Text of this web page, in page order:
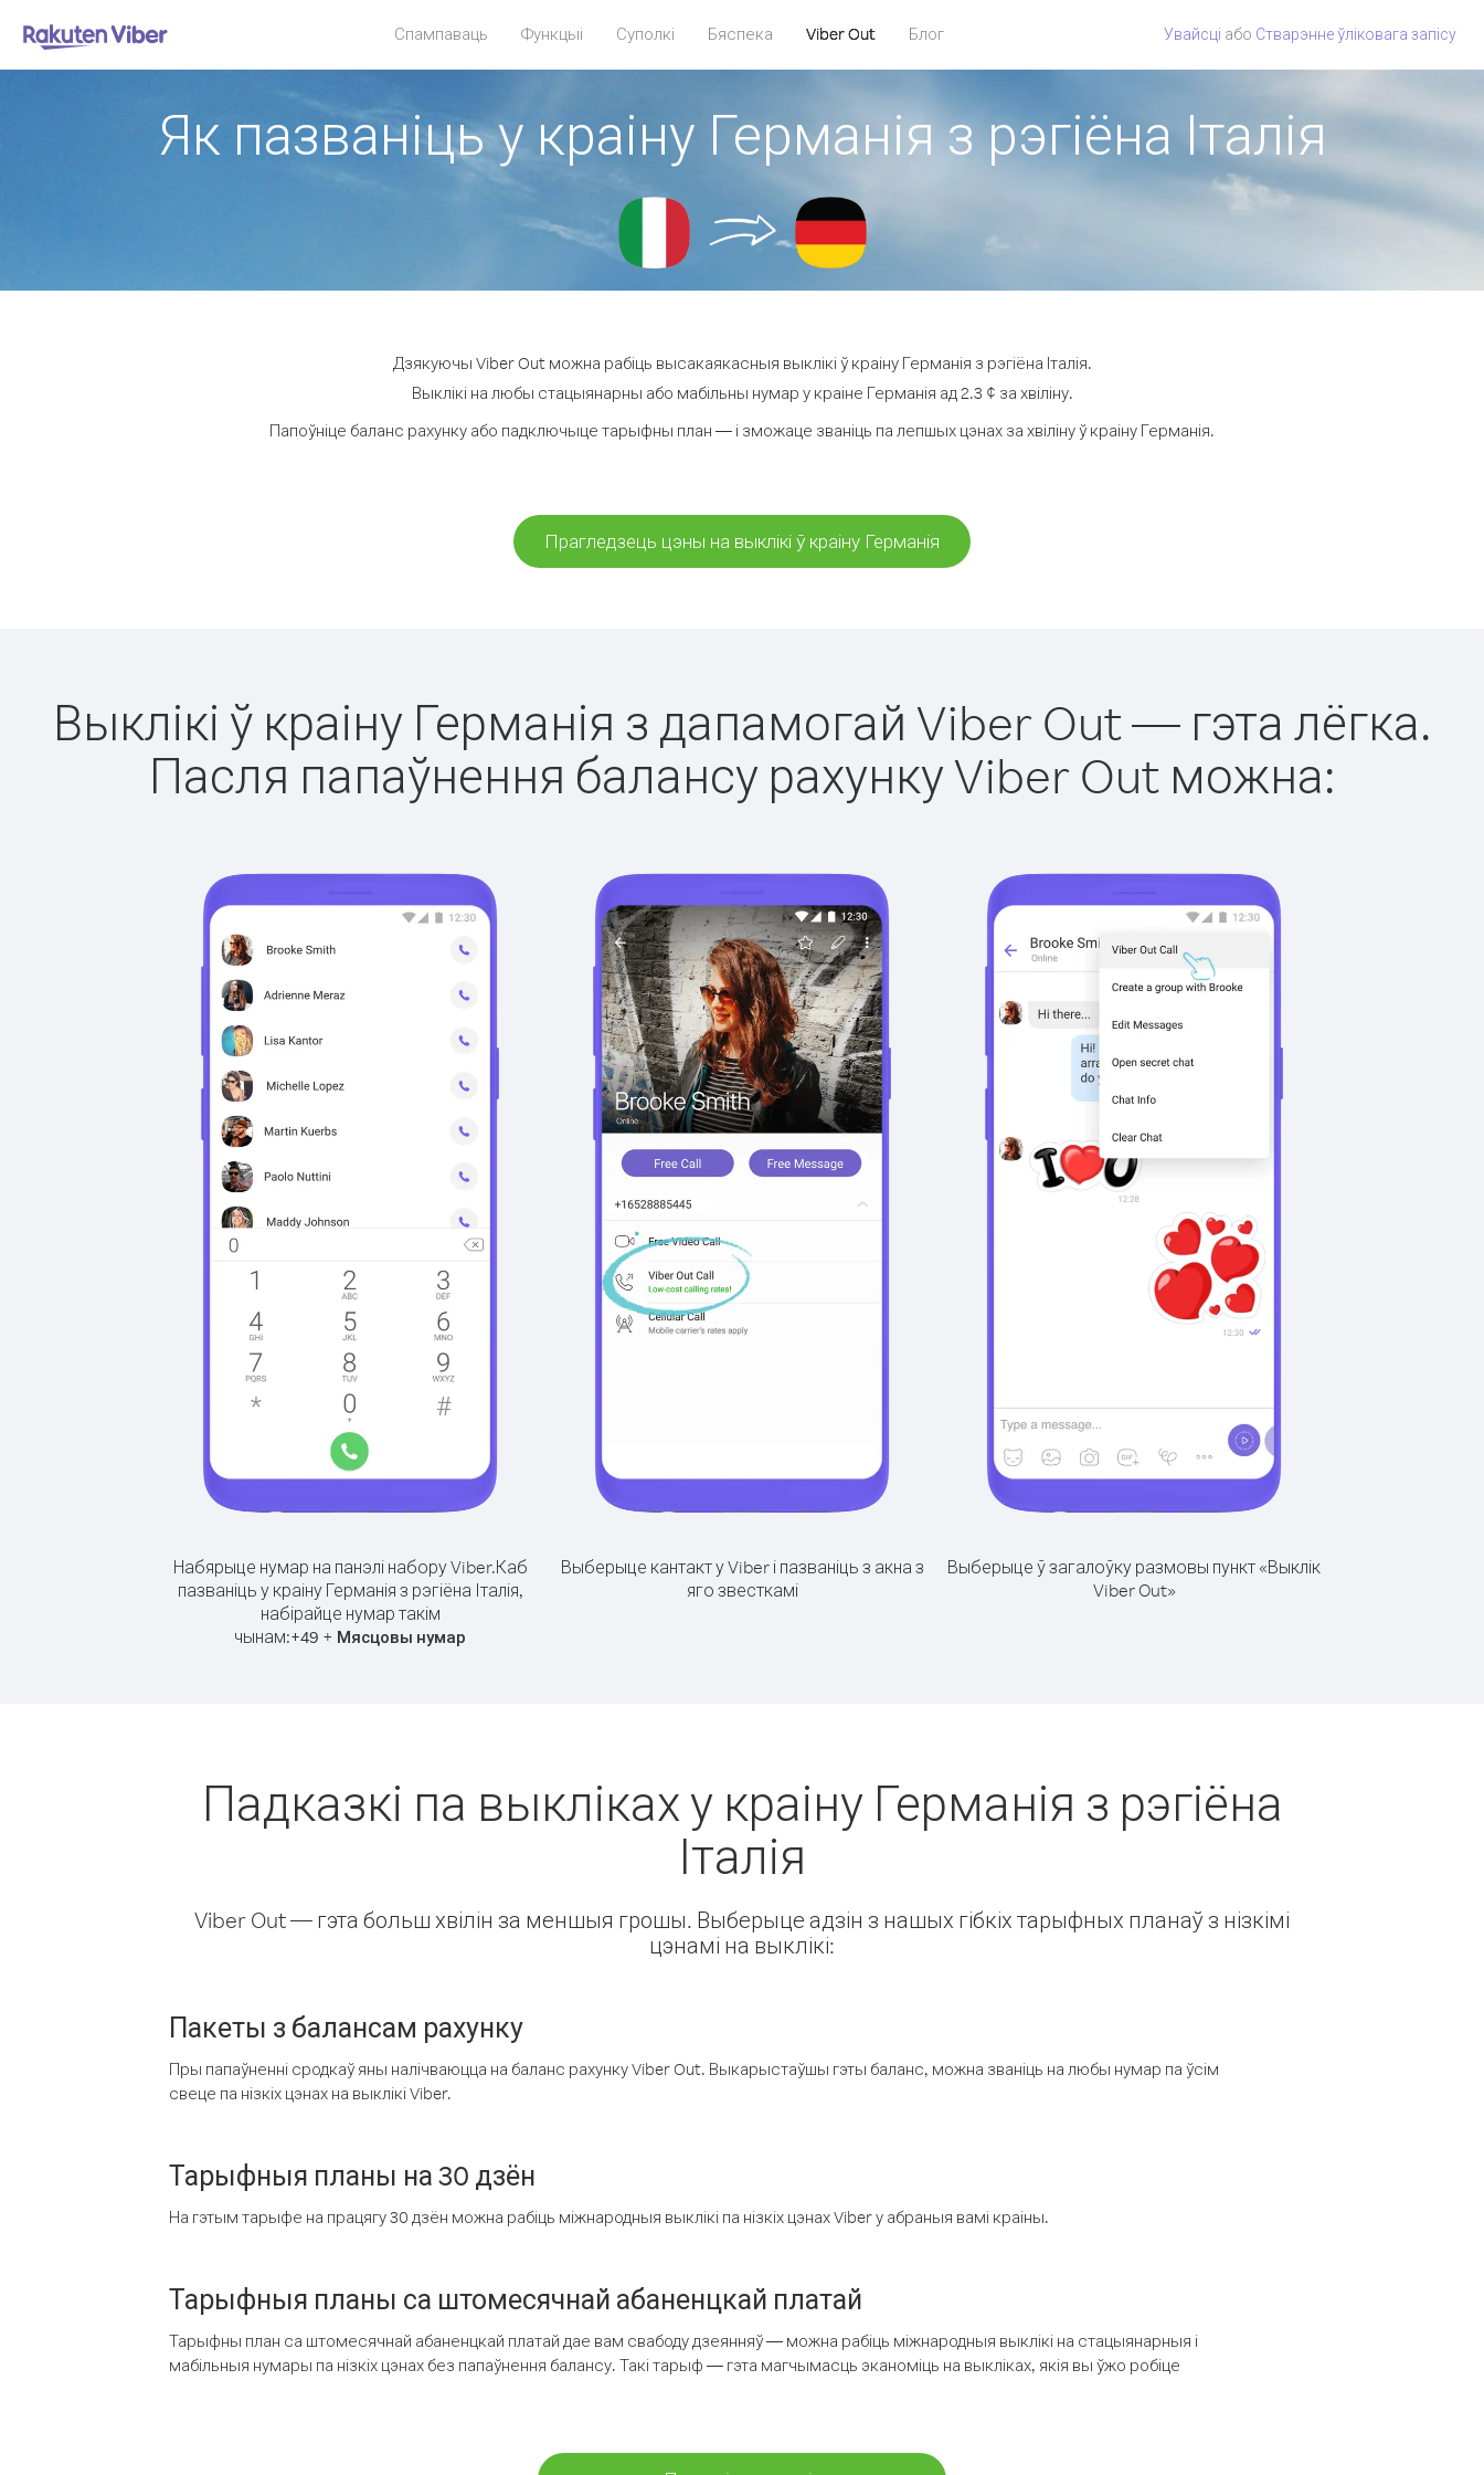
Спампаваць Функцыі Суполкі Бяспека Viber Out Блог Увайсці або Стварэнне ўліковага запісу
Як пазваніць у краіну Германія з рэгіёна Італія
Дзякуючы Viber Out можна рабіць высакаякасныя выклікі ў краіну Германія з рэгіёна Італія.
Выклікі на любы стацыянарны або мабільны нумар у краіне Германія ад 2.3 ¢ за хвіліну.
Папоўніце баланс рахунку або падключыце тарыфны план — і зможаце званіць па лепшых цэнах за хвіліну ў краіну Германія.
Прагледзець цэны на выклікі ў краіну Германія
Выклікі ў краіну Германія з дапамогай Viber Out — гэта лёгка.
Пасля папаўнення балансу рахунку Viber Out можна:
Набярыце нумар на панэлі набору Viber.Каб
пазваніць у краіну Германія з рэгіёна Італія,
набірайце нумар такім
чынам:+49 + Мясцовы нумар
Выберыце кантакт у Viber і пазваніць з акна з
яго звесткамі
Выберыце ў загалоўку размовы пункт «Выклік
Viber Out»
Падказкі па выкліках у краіну Германія з рэгіёна
Італія
Viber Out — гэта больш хвілін за меншыя грошы. Выберыце адзін з нашых гібкіх тарыфных планаў з нізкімі
цэнамі на выклікі:
Пакеты з балансам рахунку
Пры папаўненні сродкаў яны налічваюцца на баланс рахунку Viber Out. Выкарыстаўшы гэты баланс, можна званіць на любы нумар па ўсім
свеце па нізкіх цэнах на выклікі Viber.
Тарыфныя планы на 30 дзён
На гэтым тарыфе на працягу 30 дзён можна рабіць міжнародныя выклікі па нізкіх цэнах Viber у абраныя вамі краіны.
Тарыфныя планы са штомесячнай абаненцкай платай
Тарыфны план са штомесячнай абаненцкай платай дае вам свабоду дзеянняў — можна рабіць міжнародныя выклікі на стацыянарныя і
мабільныя нумары па нізкіх цэнах без папаўнення балансу. Такі тарыф — гэта магчымасць эканоміць на выкліках, якія вы ўжо робіце